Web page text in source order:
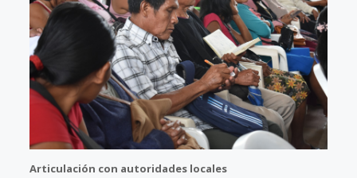
Articulación con autoridades locales